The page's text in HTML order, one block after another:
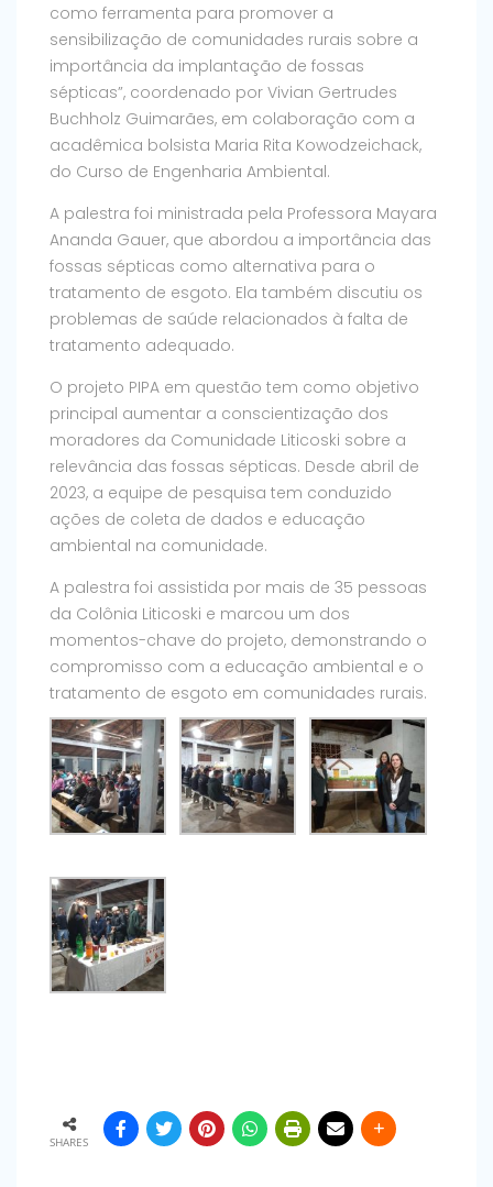
como ferramenta para promover a
sensibilização de comunidades rurais sobre a
importância da implantação de fossas
sépticas”, coordenado por Vivian Gertrudes
Buchholz Guimarães, em colaboração com a
acadêmica bolsista Maria Rita Kowodzeichack,
do Curso de Engenharia Ambiental.
A palestra foi ministrada pela Professora Mayara
Ananda Gauer, que abordou a importância das
fossas sépticas como alternativa para o
tratamento de esgoto. Ela também discutiu os
problemas de saúde relacionados à falta de
tratamento adequado.
O projeto PIPA em questão tem como objetivo
principal aumentar a conscientização dos
moradores da Comunidade Liticoski sobre a
relevância das fossas sépticas. Desde abril de
2023, a equipe de pesquisa tem conduzido
ações de coleta de dados e educação
ambiental na comunidade.
A palestra foi assistida por mais de 35 pessoas
da Colônia Liticoski e marcou um dos
momentos-chave do projeto, demonstrando o
compromisso com a educação ambiental e o
tratamento de esgoto em comunidades rurais.
SHARES